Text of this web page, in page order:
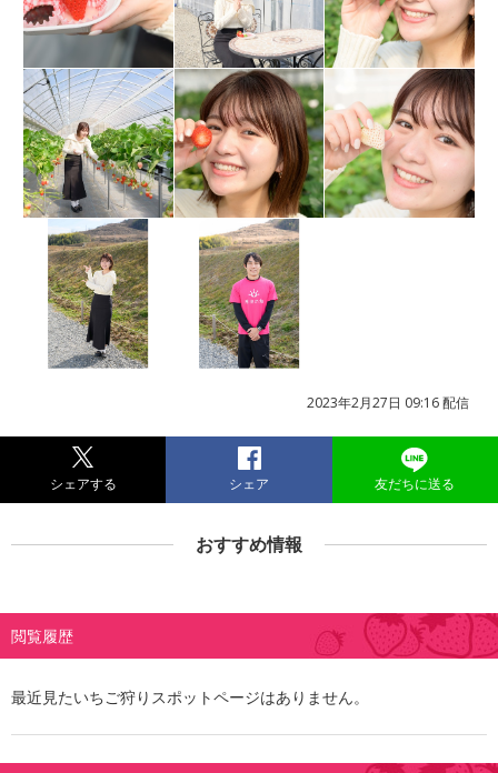
2023年2月27日 09:16 配信
シェアする シェア 友だちに送る
おすすめ情報
閲覧履歴
最近見たいちご狩りスポットページはありません。